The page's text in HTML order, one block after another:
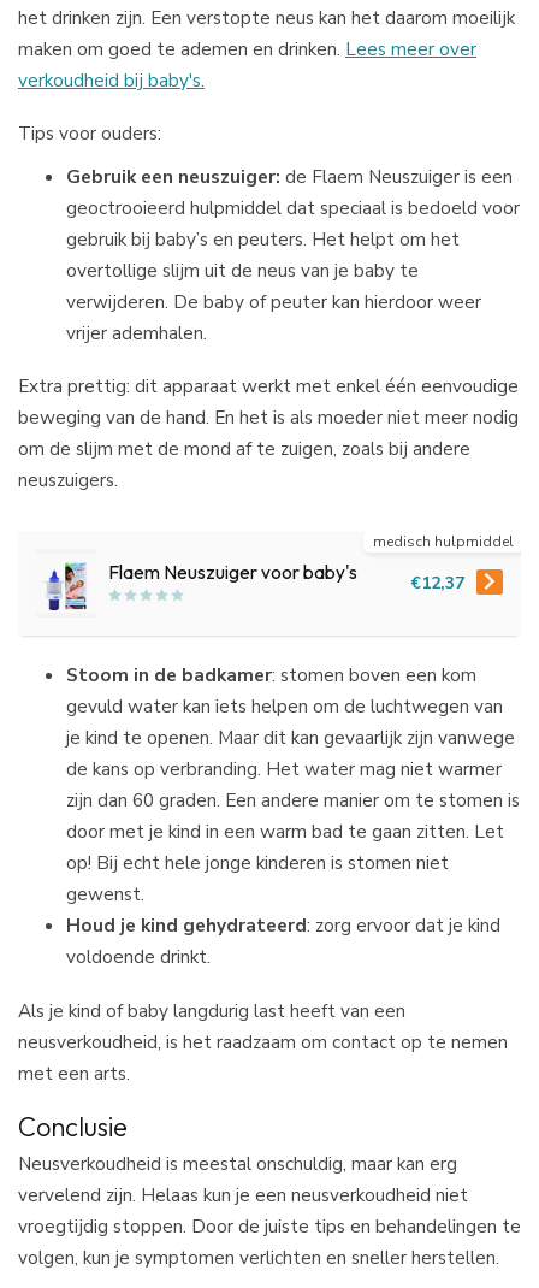
het drinken zijn. Een verstopte neus kan het daarom moeilijk
maken om goed te ademen en drinken. Lees meer over
verkoudheid bij baby's.
Tips voor ouders:
Gebruik een neuszuiger: de Flaem Neuszuiger is een
geoctrooieerd hulpmiddel dat speciaal is bedoeld voor
gebruik bij baby’s en peuters. Het helpt om het
overtollige slijm uit de neus van je baby te
verwijderen. De baby of peuter kan hierdoor weer
vrijer ademhalen.
Extra prettig: dit apparaat werkt met enkel één eenvoudige
beweging van de hand. En het is als moeder niet meer nodig
om de slijm met de mond af te zuigen, zoals bij andere
neuszuigers.
Flaem Neuszuiger voor baby's
medisch hulpmiddel
€12,37
Stoom in de badkamer: stomen boven een kom
gevuld water kan iets helpen om de luchtwegen van
je kind te openen. Maar dit kan gevaarlijk zijn vanwege
de kans op verbranding. Het water mag niet warmer
zijn dan 60 graden. Een andere manier om te stomen is
door met je kind in een warm bad te gaan zitten. Let
op! Bij echt hele jonge kinderen is stomen niet
gewenst.
Houd je kind gehydrateerd: zorg ervoor dat je kind
voldoende drinkt.
Als je kind of baby langdurig last heeft van een
neusverkoudheid, is het raadzaam om contact op te nemen
met een arts.
Conclusie
Neusverkoudheid is meestal onschuldig, maar kan erg
vervelend zijn. Helaas kun je een neusverkoudheid niet
vroegtijdig stoppen. Door de juiste tips en behandelingen te
volgen, kun je symptomen verlichten en sneller herstellen.